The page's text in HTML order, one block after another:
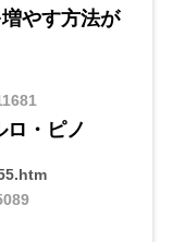
やす方法が
ロ・ピノ